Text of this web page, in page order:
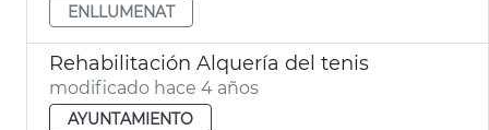
ENLLUMENAT
Rehabilitación Alquería del tenis
modificado hace 4 años
AYUNTAMIENTO